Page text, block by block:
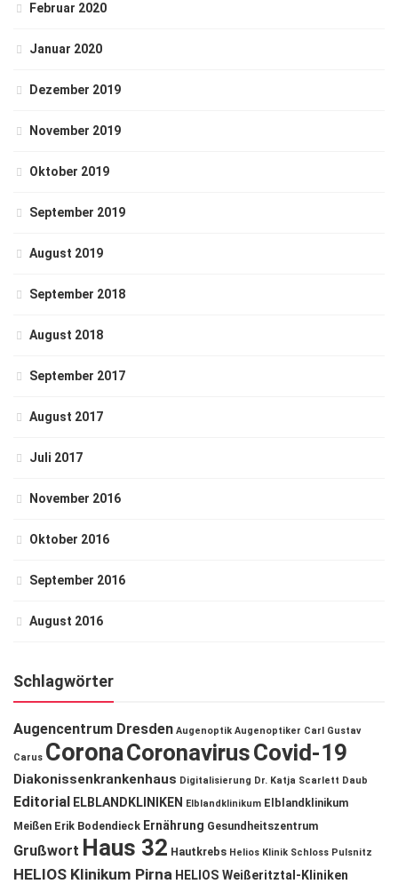
Februar 2020
Januar 2020
Dezember 2019
November 2019
Oktober 2019
September 2019
August 2019
September 2018
August 2018
September 2017
August 2017
Juli 2017
November 2016
Oktober 2016
September 2016
August 2016
Schlagwörter
Augencentrum Dresden Augenoptik Augenoptiker Carl Gustav
Carus CoronaCoronavirusCovid-19
Diakonissenkrankenhaus Digitalisierung Dr. Katja Scarlett Daub
Editorial ELBLANDKLINIKEN Elblandklinikum Elblandklinikum
Meißen Erik Bodendieck Ernährung Gesundheitszentrum
Grußwort Haus 32 Hautkrebs Helios Klinik Schloss Pulsnitz
HELIOS Klinikum Pirna HELIOS Weißeritztal-Kliniken